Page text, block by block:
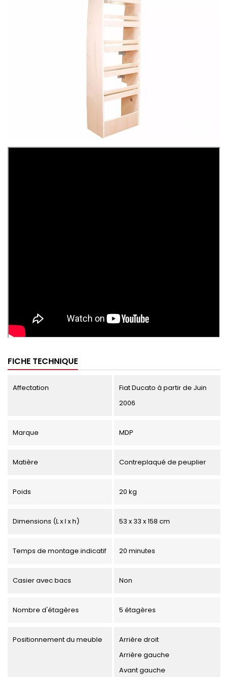
FICHE TECHNIQUE
Affectation
Fiat Ducato à partir de Juin
2006
Marque MDP
Matière Contreplaqué de peuplier
Poids 20 kg
Dimensions (L x l x h) 53 x 33 x 158 cm
Temps de montage indicatif 20 minutes
Casier avec bacs Non
Nombre d'étagères 5 étagères
Positionnement du meuble
Arrière droit
Arrière gauche
Avant gauche